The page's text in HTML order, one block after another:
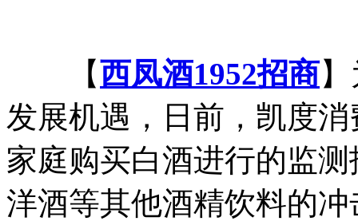
【西凤酒1952招商
发展机遇，日前，凯度
家庭购买白酒进行的监
洋酒等其他酒精饮料的